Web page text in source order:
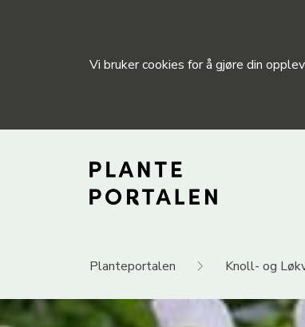
Planteportalen Knoll- og
Vi bruker cookies for å gjøre din